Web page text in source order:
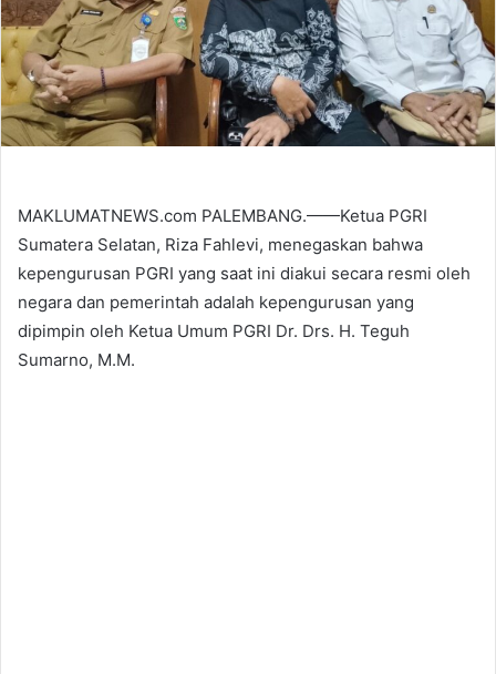
MAKLUMATNEWS.com PALEMBANG.——Ketua PGRI
Sumatera Selatan, Riza Fahlevi, menegaskan bahwa
kepengurusan PGRI yang saat ini diakui secara resmi oleh
negara dan pemerintah adalah kepengurusan yang
dipimpin oleh Ketua Umum PGRI Dr. Drs. H. Teguh
Sumarno, M.M.